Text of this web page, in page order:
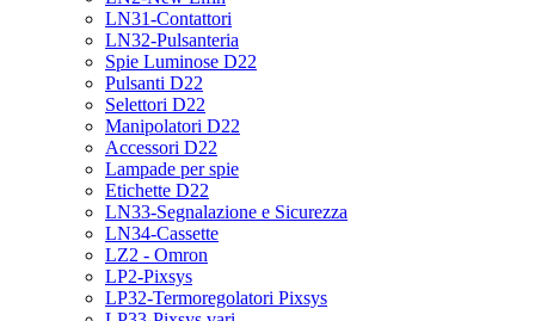
LN31-Contattori
LN32-Pulsanteria
Spie Luminose D22
Pulsanti D22
Selettori D22
Manipolatori D22
Accessori D22
Lampade per spie
Etichette D22
LN33-Segnalazione e Sicurezza
LN34-Cassette
LZ2 - Omron
LP2-Pixsys
LP32-Termoregolatori Pixsys